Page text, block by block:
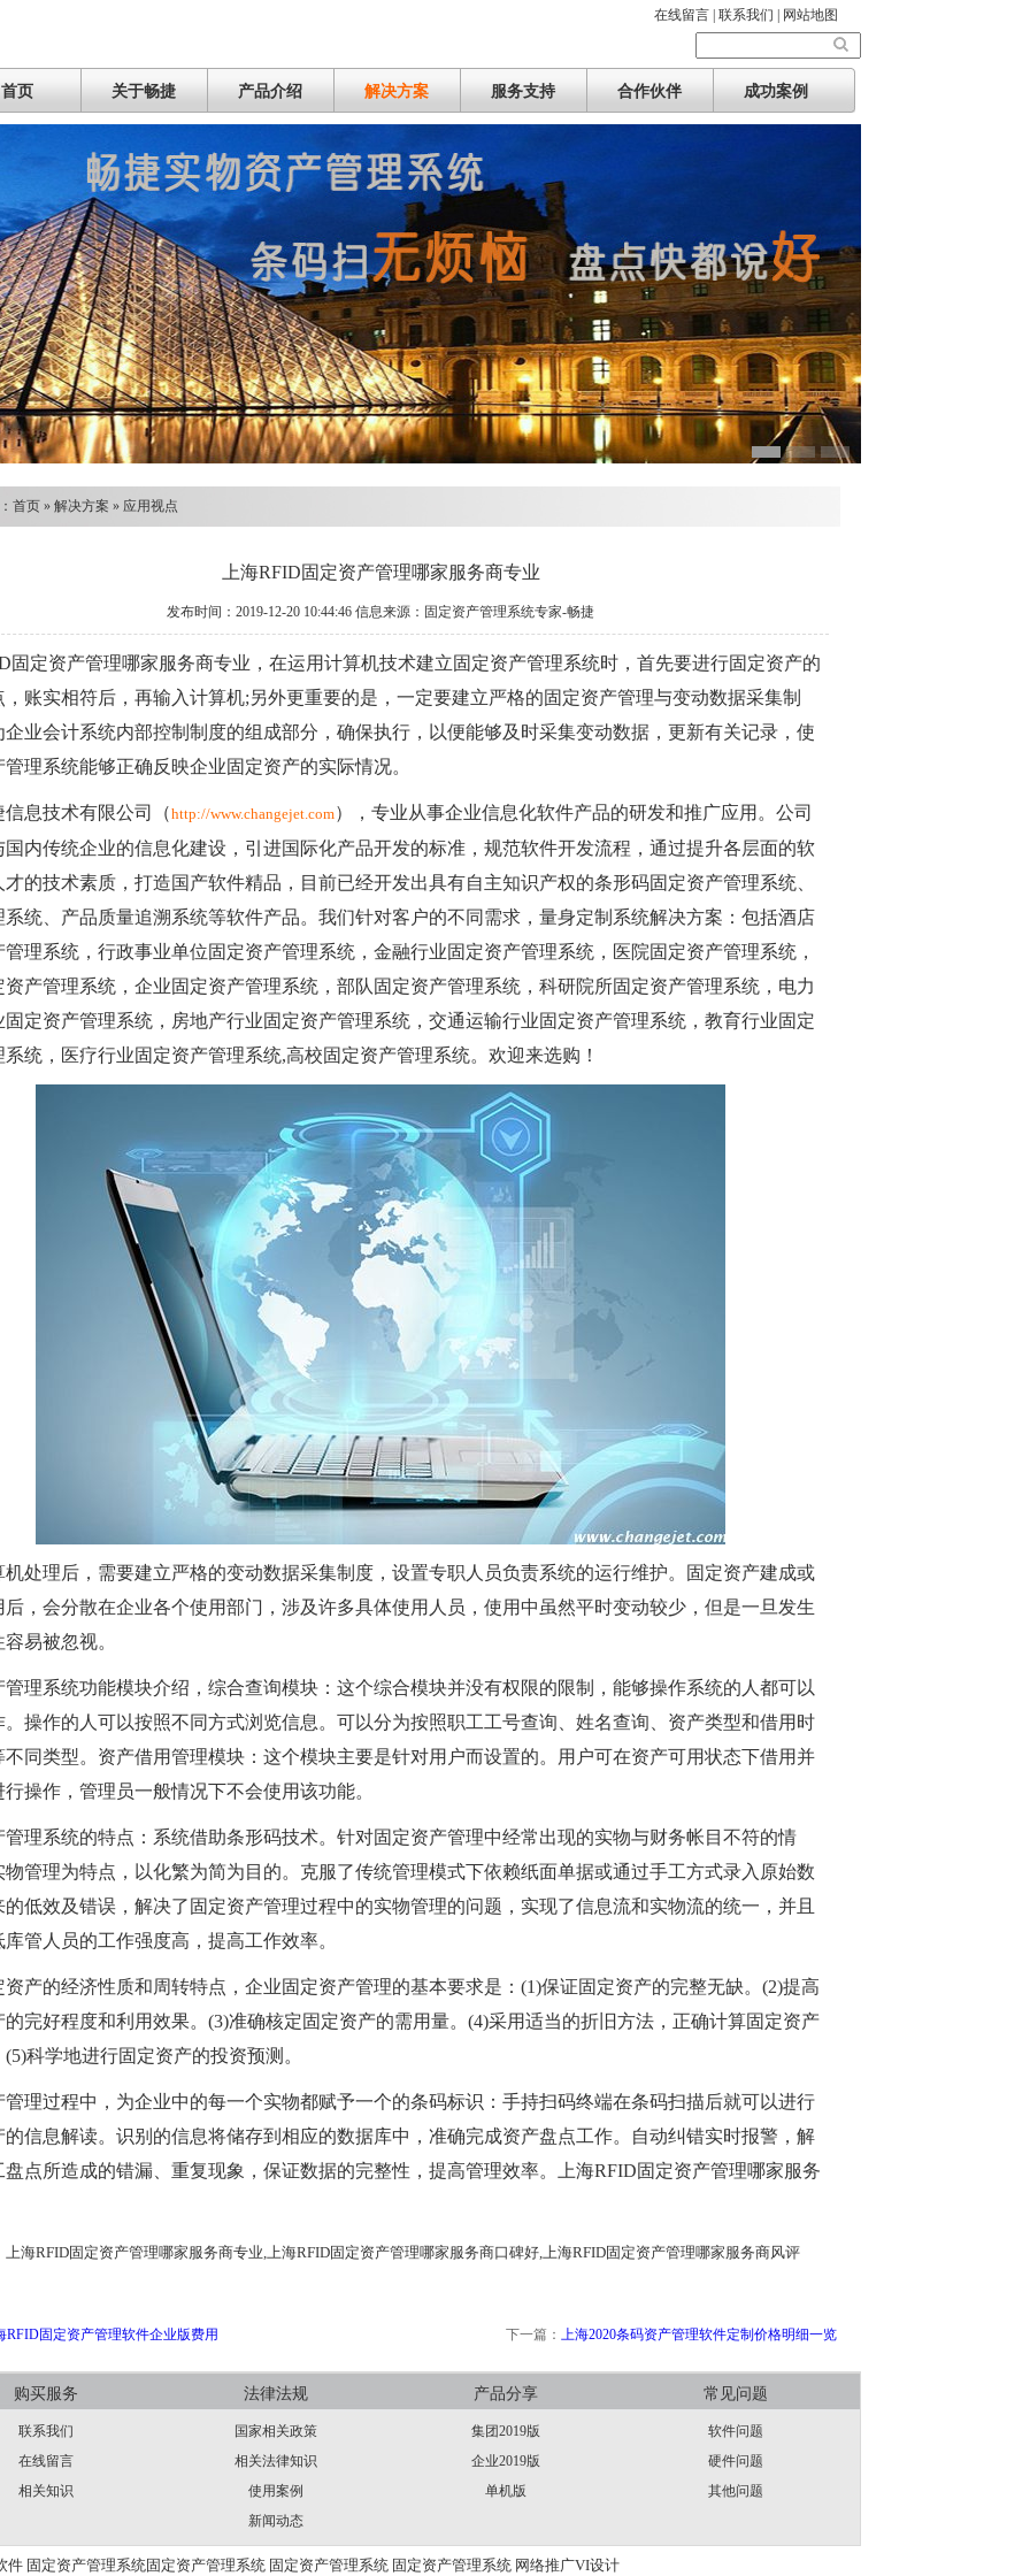
在线留言 | 联系我们 | 网站地图
首页 关于畅捷 产品介绍 解决方案 服务支持 合作伙伴 成功案例
首页 » 解决方案 » 应用视点
上海RFID固定资产管理哪家服务商专业
发布时间：2019-12-20 10:44:46 信息来源：固定资产管理系统专家-畅捷
固定资产管理哪家服务商专业，在运用计算机技术建立固定资产管理系统时，首先要进行固定资产的
，账实相符后，再输入计算机;另外更重要的是，一定要建立严格的固定资产管理与变动数据采集制
企业会计系统内部控制制度的组成部分，确保执行，以便能够及时采集变动数据，更新有关记录，使
理系统能够正确反映企业固定资产的实际情况。
信息技术有限公司（http://www.changejet.com），专业从事企业信息化软件产品的研发和推广应用。公司
国内传统企业的信息化建设，引进国际化产品开发的标准，规范软件开发流程，通过提升各层面的软
才的技术素质，打造国产软件精品，目前已经开发出具有自主知识产权的条形码固定资产管理系统、
系统、产品质量追溯系统等软件产品。我们针对客户的不同需求，量身定制系统解决方案：包括酒店
管理系统，行政事业单位固定资产管理系统，金融行业固定资产管理系统，医院固定资产管理系统，
资产管理系统，企业固定资产管理系统，部队固定资产管理系统，科研院所固定资产管理系统，电力
固定资产管理系统，房地产行业固定资产管理系统，交通运输行业固定资产管理系统，教育行业固定
系统，医疗行业固定资产管理系统,高校固定资产管理系统。欢迎来选购！
机处理后，需要建立严格的变动数据采集制度，设置专职人员负责系统的运行维护。固定资产建成或
后，会分散在企业各个使用部门，涉及许多具体使用人员，使用中虽然平时变动较少，但是一旦发生
易被忽视。
管理系统功能模块介绍，综合查询模块：这个综合模块并没有权限的限制，能够操作系统的人都可以
。操作的人可以按照不同方式浏览信息。可以分为按照职工工号查询、姓名查询、资产类型和借用时
不同类型。资产借用管理模块：这个模块主要是针对用户而设置的。用户可在资产可用状态下借用并
操作，管理员一般情况下不会使用该功能。
管理系统的特点：系统借助条形码技术。针对固定资产管理中经常出现的实物与财务帐目不符的情
物管理为特点，以化繁为简为目的。克服了传统管理模式下依赖纸面单据或通过手工方式录入原始数
的低效及错误，解决了固定资产管理过程中的实物管理的问题，实现了信息流和实物流的统一，并且
管人员的工作强度高，提高工作效率。
资产的经济性质和周转特点，企业固定资产管理的基本要求是：(1)保证固定资产的完整无缺。(2)提高
的完好程度和利用效果。(3)准确核定固定资产的需用量。(4)采用适当的折旧方法，正确计算固定资产
科学地进行固定资产的投资预测。
管理过程中，为企业中的每一个实物都赋予一个的条码标识：手持扫码终端在条码扫描后就可以进行
的信息解读。识别的信息将储存到相应的数据库中，准确完成资产盘点工作。自动纠错实时报警，解
盘点所造成的错漏、重复现象，保证数据的完整性，提高管理效率。上海RFID固定资产管理哪家服务
上海RFID固定资产管理哪家服务商专业,上海RFID固定资产管理哪家服务商口碑好,上海RFID固定资产管理哪家服务商风评
RFID固定资产管理软件企业版费用 下一篇： 上海2020条码资产管理软件定制价格明细一览
购买服务
联系我们
在线留言
相关知识
法律法规
国家相关政策
相关法律知识
使用案例
新闻动态
产品分享
集团2019版
企业2019版
单机版
常见问题
软件问题
硬件问题
其他问题
件 固定资产管理系统固定资产管理系统 固定资产管理系统 固定资产管理系统 网络推广VI设计